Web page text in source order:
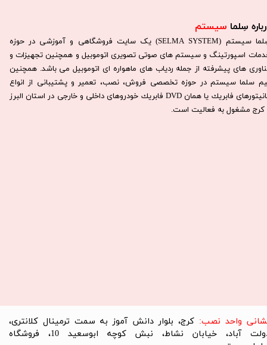
سِلما سیستم​​​​​​​
سِلما سيستم (SELMA SYSTEM) یک سایت فروشگاهی و آموزشی در حوزه
اسپورتینگ و سیستم های صوتی تصویری اتوموبیل و همچنین تجهیزات و
های پیشرفته از جمله ردیاب های ماهواره ای اتوموبیل می باشد. همچنين
سلما سيستم در حوزه تخصصی فروش، نصب، تعمير و پشتيبانی از انواع
مانيتورهای فابريك يا همان DVD فابريك خودروهای داخلی و خارجی در استان البرز
كرج مشغول به فعاليت است.​​​​​​​
واحد نصب: کرج، بلوار دانش آموز به سمت ترمینال کلانتری،
دولت آباد، خیابان نشاط، نبش کوچه ابوسعید 10، فروشگاه